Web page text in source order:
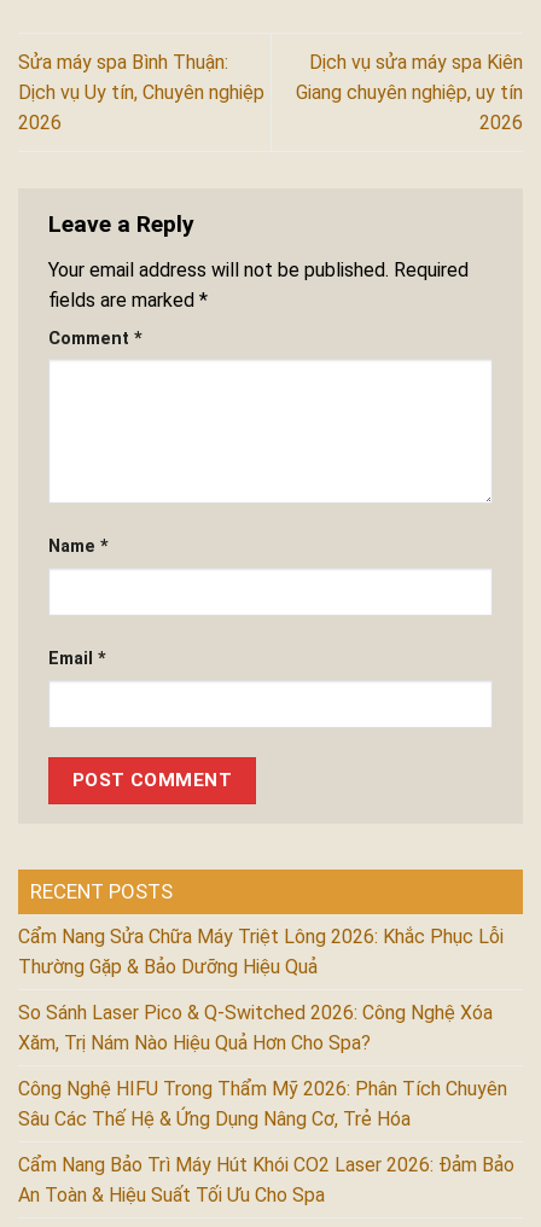
Sửa máy spa Bình Thuận:
Dịch vụ Uy tín, Chuyên nghiệp
2026
Dịch vụ sửa máy spa Kiên
Giang chuyên nghiệp, uy tín
2026
Leave a Reply
Your email address will not be published. Required
fields are marked *
Comment *
Name *
Email *
RECENT POSTS
Cẩm Nang Sửa Chữa Máy Triệt Lông 2026: Khắc Phục Lỗi
Thường Gặp & Bảo Dưỡng Hiệu Quả
So Sánh Laser Pico & Q-Switched 2026: Công Nghệ Xóa
Xăm, Trị Nám Nào Hiệu Quả Hơn Cho Spa?
Công Nghệ HIFU Trong Thẩm Mỹ 2026: Phân Tích Chuyên
Sâu Các Thế Hệ & Ứng Dụng Nâng Cơ, Trẻ Hóa
Cẩm Nang Bảo Trì Máy Hút Khói CO2 Laser 2026: Đảm Bảo
An Toàn & Hiệu Suất Tối Ưu Cho Spa